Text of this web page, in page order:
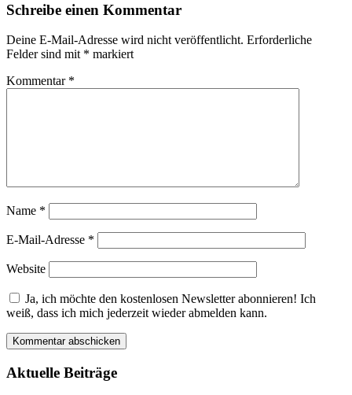
Schreibe einen Kommentar
Deine E-Mail-Adresse wird nicht veröffentlicht. Erforderliche
Felder sind mit * markiert
Kommentar *
Name *
E-Mail-Adresse *
Website
Ja, ich möchte den kostenlosen Newsletter abonnieren! Ich
weiß, dass ich mich jederzeit wieder abmelden kann.
Aktuelle Beiträge